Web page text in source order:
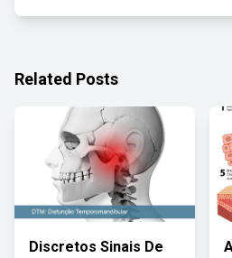
Related Posts
Discretos Sinais De